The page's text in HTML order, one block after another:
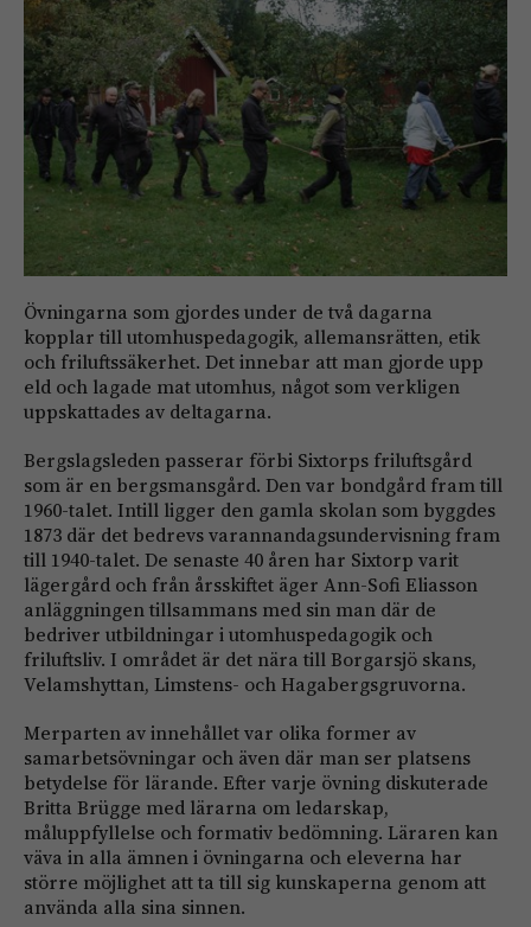
Övningarna som gjordes under de två dagarna
kopplar till utomhuspedagogik, allemansrätten, etik
och friluftssäkerhet. Det innebar att man gjorde upp
eld och lagade mat utomhus, något som verkligen
uppskattades av deltagarna.
Bergslagsleden passerar förbi Sixtorps friluftsgård
som är en bergsmansgård. Den var bondgård fram till
1960-talet. Intill ligger den gamla skolan som byggdes
1873 där det bedrevs varannandagsundervisning fram
till 1940-talet. De senaste 40 åren har Sixtorp varit
lägergård och från årsskiftet äger Ann-Sofi Eliasson
anläggningen tillsammans med sin man där de
bedriver utbildningar i utomhuspedagogik och
friluftsliv. I området är det nära till Borgarsjö skans,
Velamshyttan, Limstens- och Hagabergsgruvorna.
Merparten av innehållet var olika former av
samarbetsövningar och även där man ser platsens
betydelse för lärande. Efter varje övning diskuterade
Britta Brügge med lärarna om ledarskap,
måluppfyllelse och formativ bedömning. Läraren kan
väva in alla ämnen i övningarna och eleverna har
större möjlighet att ta till sig kunskaperna genom att
använda alla sina sinnen.